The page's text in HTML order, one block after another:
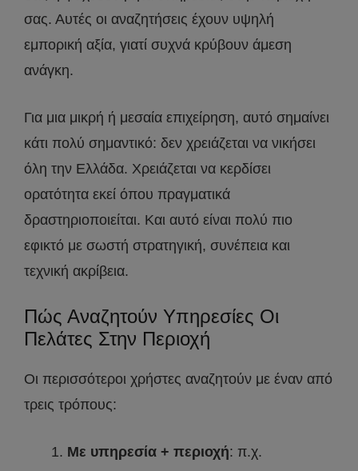
σας. Αυτές οι αναζητήσεις έχουν υψηλή
εμπορική αξία, γιατί συχνά κρύβουν άμεση
ανάγκη.
Για μια μικρή ή μεσαία επιχείρηση, αυτό σημαίνει
κάτι πολύ σημαντικό: δεν χρειάζεται να νικήσει
όλη την Ελλάδα. Χρειάζεται να κερδίσει
ορατότητα εκεί όπου πραγματικά
δραστηριοποιείται. Και αυτό είναι πολύ πιο
εφικτό με σωστή στρατηγική, συνέπεια και
τεχνική ακρίβεια.
Πώς Αναζητούν Υπηρεσίες Οι
Πελάτες Στην Περιοχή
Οι περισσότεροι χρήστες αναζητούν με έναν από
τρεις τρόπους:
Με υπηρεσία + περιοχή: π.χ.